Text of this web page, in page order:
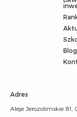
Blog
Adres
Aleje Jerozolimskie 81,